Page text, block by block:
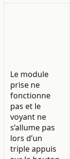
Le module
prise ne
fonctionne
pas et le
voyant ne
s’allume pas
lors d’un
triple appuis